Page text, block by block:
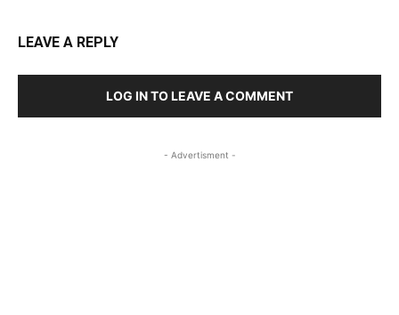
LEAVE A REPLY
LOG IN TO LEAVE A COMMENT
- Advertisment -